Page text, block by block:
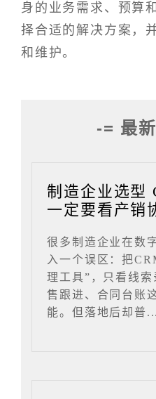
身的业务需求、预算
择合适的解决方案，
和维护。
-= 最
制造企业选型
一定要看产销
很多制造企业在数
入一个误区：把
理工具”，只看线
售跟进、合同台账
能。但落地后却普